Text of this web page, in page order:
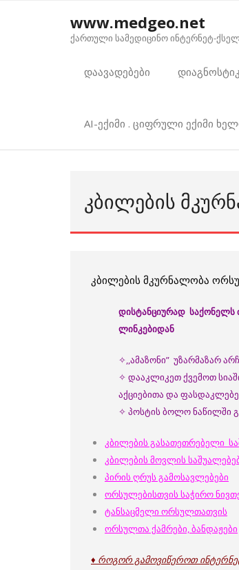
www.medgeo.net
ქართული სამედიცინო ინტერნეტ-
დაავადებები
AI-ექიმი . ციფრული ექიმი
ᲙᲑᲘᲚᲔᲑᲘᲡ
კბილების მკურნალობა
დისტანციურად საქონელს
ლინკებიდან
✧,,ამაზონი” უზარმაზარ
✧ დააკლიკეთ ქვემოთ
აქციებითა და
✧ პოსტის ბოლო ნაწილში
კბილების გასათეთრებელი
კბილების მოვლის
პირის ღრუს გამოსავლებები
ორსულებისთვის საჭირო
ტანსაცმელი ორსულთათვის
ორსულთა ქამრები, ბანდაჟები
♦ როგორ გამოვიწეროთ